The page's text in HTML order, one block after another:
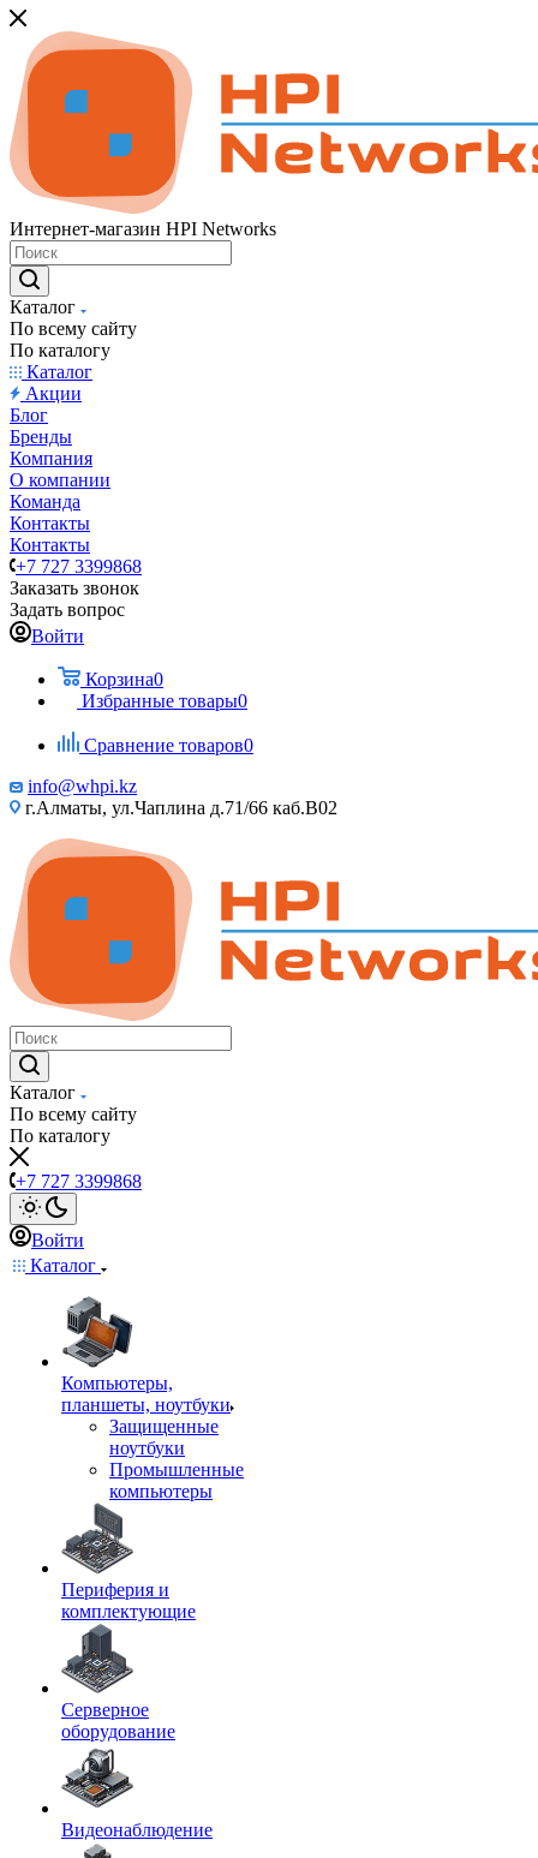
Интернет-магазин HPI Networks
Каталог
По всему сайту
По каталогу
Каталог
Акции
Блог
Бренды
Компания
О компании
Команда
Контакты
Контакты
+7 727 3399868
Заказать звонок
Задать вопрос
Войти
Корзина0
Избранные товары0
Сравнение товаров0
info@whpi.kz
г.Алматы, ул.Чаплина д.71/66 каб.B02
Каталог
По всему сайту
По каталогу
+7 727 3399868
Войти
Каталог
Компьютеры,
планшеты, ноутбуки
Защищенные
ноутбуки
Промышленные
компьютеры
Периферия и
комплектующие
Серверное
оборудование
Видеонаблюдение